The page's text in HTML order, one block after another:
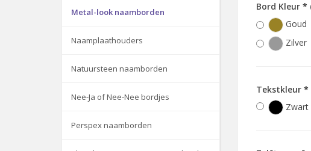
Metal-look naamborden
Naamplaathouders
Natuursteen naamborden
Nee-Ja of Nee-Nee bordjes
Perspex naamborden
Bord Kleur *
Goud
Zilver
Tekstkleur *
Zwart